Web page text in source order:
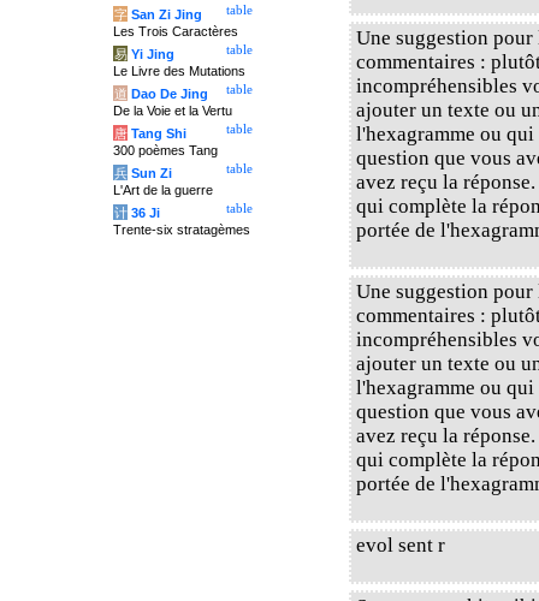
Une suggestion
commentaires :
incompréhensibles
ajouter un texte ou
l'hexagramme ou qui
question que vous
avez reçu la
qui complète la
portée de
Une suggestion
commentaires :
incompréhensibles
ajouter un texte ou
l'hexagramme ou qui
question que vous
avez reçu la
qui complète la
portée de
evol sent r
table
字 San Zi Jing
Les Trois Caractères
table
易 Yi Jing
Le Livre des Mutations
table
道 Dao De Jing
De la Voie et la Vertu
table
唐 Tang Shi
300 poèmes Tang
table
兵 Sun Zi
L'Art de la guerre
table
计 36 Ji
Trente-six stratagèmes